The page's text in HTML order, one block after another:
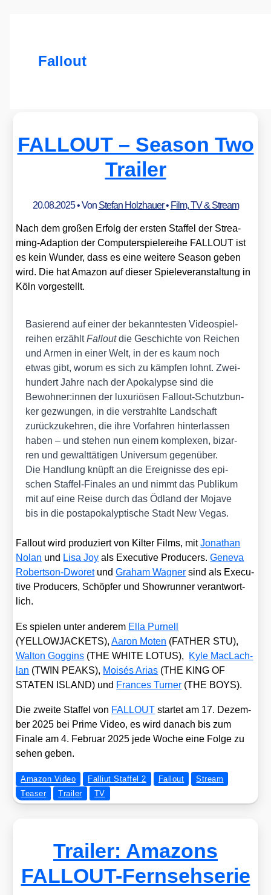
Fallout
FALLOUT – Season Two
Trailer
20.08.2025• Von Stefan Holzhauer• Film, TV & Stream
Nach dem gro­ßen Erfolg der ers­ten Staf­fel der Strea­
ming-Adap­ti­on der Com­pu­ter­spie­le­rei­he FALLOUT ist
es kein Wun­der, dass es eine wei­te­re Sea­son geben
wird. Die hat Ama­zon auf die­ser Spie­le­ver­an­stal­tung in
Köln vor­ge­stellt.
Basie­rend auf einer der bekann­tes­ten Video­spiel­
rei­hen erzähltFall­outdie Geschich­te von Rei­chen
und Armen in einer Welt, in der es kaum noch
etwas gibt, wor­um es sich zu kämp­fen lohnt. Zwei­
hun­dert Jah­re nach der Apo­ka­lyp­se sind die
Bewohner:innen der luxu­riö­sen Fall­out-Schutz­bun­
ker gezwun­gen, in die ver­strahl­te Land­schaft
zurück­zu­keh­ren, die ihre Vor­fah­ren hin­ter­las­sen
haben – und ste­hen nun einem kom­ple­xen, bizar­
ren und gewalt­tä­ti­gen Uni­ver­sum gegen­über.
Die Hand­lung knüpft an die Ereig­nis­se des epi­
schen Staf­fel-Fina­les an und nimmt das Publi­kum
mit auf eine Rei­se durch das Ödland der Moja­ve
bis in die post­apo­ka­lyp­ti­sche Stadt New Vegas.
Fall­out wird pro­du­ziert von Kil­ter Films, mitJona­than
Nolan und Lisa Joy als Exe­cu­ti­ve Pro­du­cers.Gen­e­va
Robert­son-Dwo­retundGra­ham Wag­ner sind als Exe­cu­
ti­ve Pro­du­cers, Schöp­fer und Show­run­ner ver­ant­wort­
lich.
Es spie­len unter ande­rem Ella Pur­nell
(YELLOWJACKETS),Aaron Moten (FATHER STU),
Walt­on Gog­gins (THE WHITE LOTUS), Kyle MacLach­
lan (TWIN PEAKS), Moi­sés Ari­as (THE KING OF
STATEN ISLAND) und Fran­ces Tur­ner (THE BOYS).
Die zwei­te Staf­fel von FALLOUT star­tet am 17. Dezem­
ber 2025 bei Prime Video, es wird danach bis zum
Fina­le am 4. Febru­ar 2025 jede Woche eine Fol­ge zu
sehen geben.
Amazon Video Falliut Staffel 2 Fallout
Stream
Teaser
Trailer TV
Trailer: Amazons
FALLOUT-Fernsehserie